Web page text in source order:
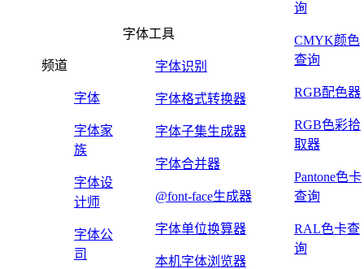
频道
字体
字体家
族
字体设
计师
字体公
司
字体工具
字体识别
字体格式转换器
字体子集生成器
字体合并器
@font-face生成器
字体单位换算器
本机字体浏览器
询
CMYK颜色
查询
RGB配色器
RGB色彩拾
取器
Pantone色卡
查询
RAL色卡查
询